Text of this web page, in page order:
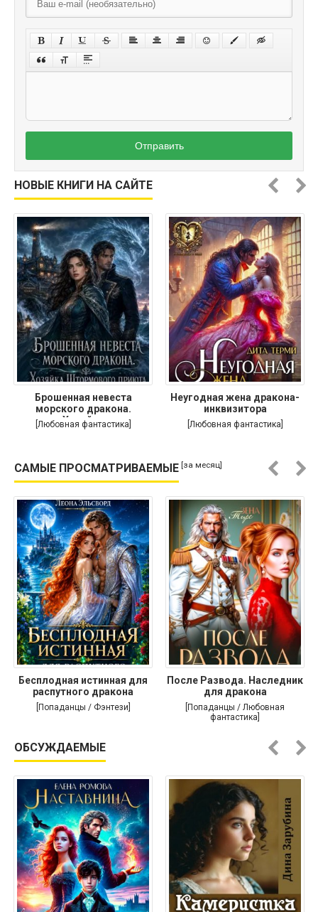
Отправить
НОВЫЕ КНИГИ НА САЙТЕ
Брошенная невеста
морского дракона.
Хозяйка
[Любовная фантастика]
Неугодная жена дракона-
инквизитора
[Любовная фантастика]
САМЫЕ ПРОСМАТРИВАЕМЫЕ [за месяц]
Бесплодная истинная для
распутного дракона
[Попаданцы / Фэнтези]
После Развода. Наследник
для дракона
[Попаданцы / Любовная
фантастика]
ОБСУЖДАЕМЫЕ